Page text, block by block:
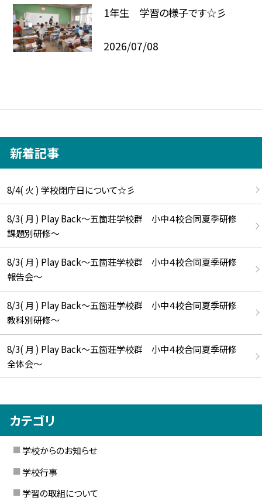
1年生 学習の様子です☆彡
2026/07/08
新着記事
8/4( 火 ) 学校閉庁日について☆彡
8/3( 月 ) Play Back～五箇荘学校群 小中４校合同夏季研修
課題別研修～
8/3( 月 ) Play Back～五箇荘学校群 小中４校合同夏季研修
報告会～
8/3( 月 ) Play Back～五箇荘学校群 小中４校合同夏季研修
教科別研修～
8/3( 月 ) Play Back～五箇荘学校群 小中４校合同夏季研修
全体会～
カテゴリ
学校からのお知らせ
学校行事
学習の取組について